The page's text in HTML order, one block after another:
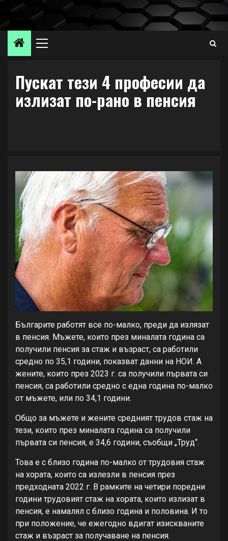
Skip
content
Primary
Пускат тези 4 професии да
излизат по-рано в пенсия
Българите работят все по-малко, преди да излязат
в пенсия. Мъжете, които през миналата година са
получили пенсия за стаж и възраст, са работили
средно по 35,1 години, показват данни на НОИ. А
жените, които през 2023 г. са получили първата си
пенсия, са работили средно с една година по-малко
от мъжете, или по 34,1 години.
Общо за мъжете и жените средният трудов стаж на
тези, които през миналата година са получили
първата си пенсия, е 34,6 години, съобщи „Труд“.
Това е с близо година по-малко от трудовия стаж
на хората, които са излезли в пенсия през
предходната 2022 г. В рамките на четири поредни
години трудовият стаж на хората, които излизат в
пенсия, е намалял с близо година и половина. И то
при положение, че ежегодно вдигат изискваните
стаж и възраст за получаване на пенсия.